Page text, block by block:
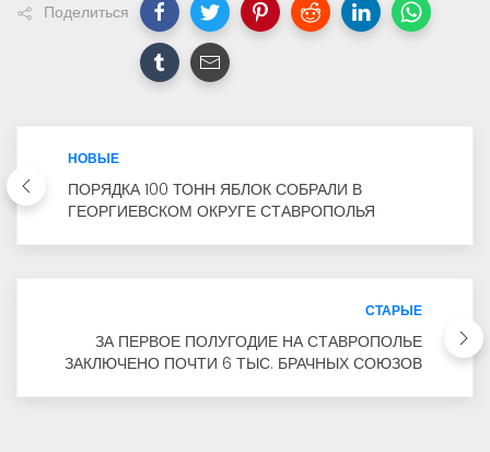
Поделиться
НОВЫЕ
ПОРЯДКА 100 ТОНН ЯБЛОК СОБРАЛИ В
ГЕОРГИЕВСКОМ ОКРУГЕ СТАВРОПОЛЬЯ
СТАРЫЕ
ЗА ПЕРВОЕ ПОЛУГОДИЕ НА СТАВРОПОЛЬЕ
ЗАКЛЮЧЕНО ПОЧТИ 6 ТЫС. БРАЧНЫХ СОЮЗОВ